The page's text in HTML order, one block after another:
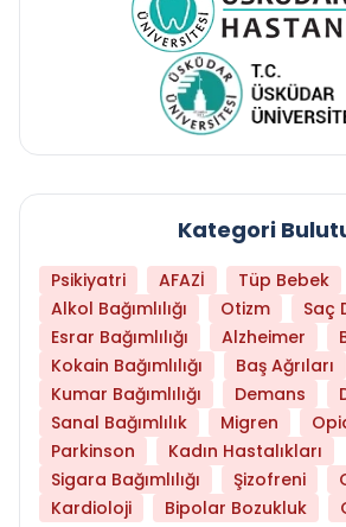
Kategori
Psikiyatri AFAZİ
Tüp Bebek
Alkol Bağımlılığı
Otizm
Saç
Esrar Bağımlılığı
Alzheimer
Kokain Bağımlılığı
Baş Ağrıları
Kumar Bağımlılığı
Demans
Sanal Bağımlılık
Migren
Parkinson
Kadın Hastalıkları
Sigara Bağımlılığı
Şizofreni
Kardioloji
Bipolar Bozukluk